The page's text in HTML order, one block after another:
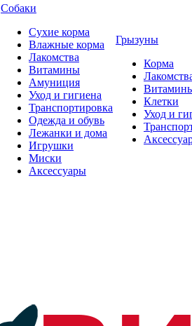
Собаки
Сухие корма
Влажные корма
Лакомства
Витамины
Амуниция
Уход и гигиена
Транспортировка
Одежда и обувь
Лежанки и дома
Игрушки
Миски
Аксессуары
Грызуны
Корма
Клетки
Уход и